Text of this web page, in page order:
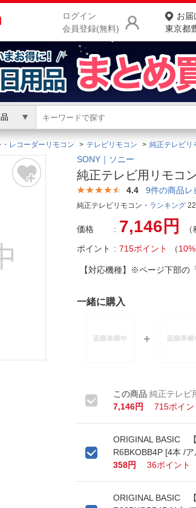
ログイン
会員登録(無料)
お届
東京都
商品をさ
ランキング
お客様サ
ご利用ガイド
レコーダーリモコン テレビリモコン 純正テレビリ
SONY｜ソニー
純正テレビ用リモコ
4.4 9件の商品レ
純正テレビリモコン・ ランキング
価格 7,146円
ポイント
715ポイント （10%
【対応機種】※ページ下部
一緒に購入
純正テレビ
7,146円
715ポイン
ORIGINAL BASIC
R6BKOBB4P [4本 /
358円
36ポイント
ORIGINAL BASIC